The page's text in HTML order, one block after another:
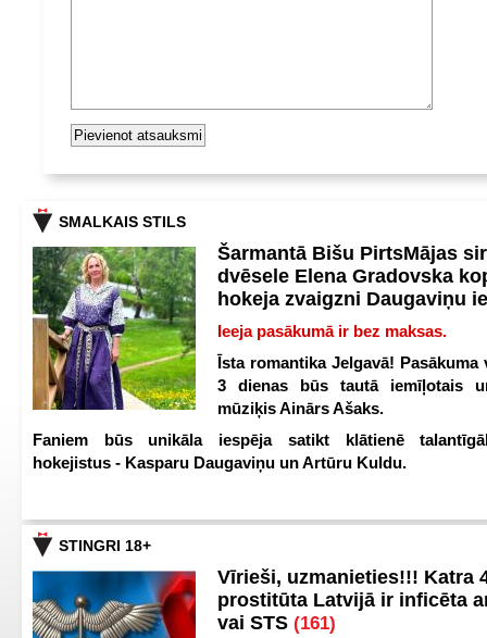
SMALKAIS STILS
Šarmantā Bišu PirtsMājas
dvēsele Elena Gradovska
hokeja zvaigzni Daugaviņu
Ieeja pasākumā ir bez maksas.
Īsta romantika Jelgavā! Pasākuma
3 dienas būs tautā iemīļotais
mūziķis Ainārs Ašaks.
Faniem būs unikāla iespēja satikt klātienē
hokejistus - Kasparu Daugaviņu un Artūru Kuldu.
STINGRI 18+
Vīrieši, uzmanieties!!! Katra
prostitūta Latvijā ir inficēta
vai STS (161)